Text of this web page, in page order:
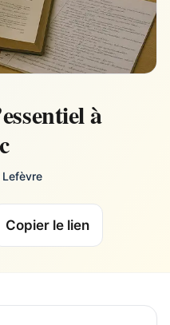
à
Lefèvre
Copier le lien